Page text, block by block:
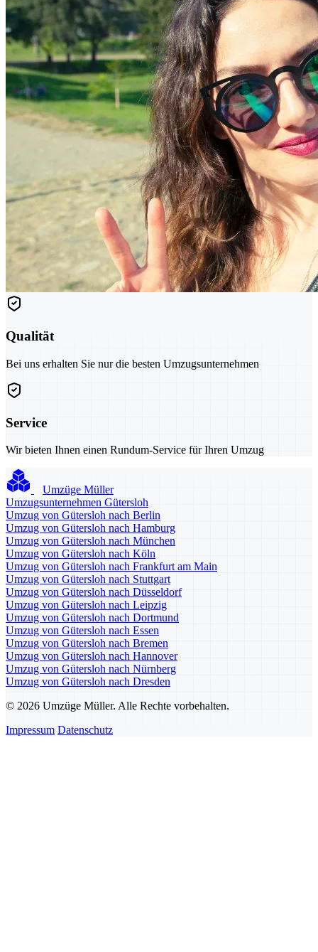
Qualität
Bei uns erhalten Sie nur die besten Umzugsunternehmen
Service
Wir bieten Ihnen einen Rundum-Service für Ihren Umzug
Umzüge Müller
Umzugsunternehmen Gütersloh
Umzug von Gütersloh nach Berlin
Umzug von Gütersloh nach Hamburg
Umzug von Gütersloh nach München
Umzug von Gütersloh nach Köln
Umzug von Gütersloh nach Frankfurt am Main
Umzug von Gütersloh nach Stuttgart
Umzug von Gütersloh nach Düsseldorf
Umzug von Gütersloh nach Leipzig
Umzug von Gütersloh nach Dortmund
Umzug von Gütersloh nach Essen
Umzug von Gütersloh nach Bremen
Umzug von Gütersloh nach Hannover
Umzug von Gütersloh nach Nürnberg
Umzug von Gütersloh nach Dresden
© 2026 Umzüge Müller. Alle Rechte vorbehalten.
Impressum Datenschutz